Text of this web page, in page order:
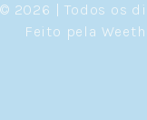
© 2026 | Todos os
Feito pela